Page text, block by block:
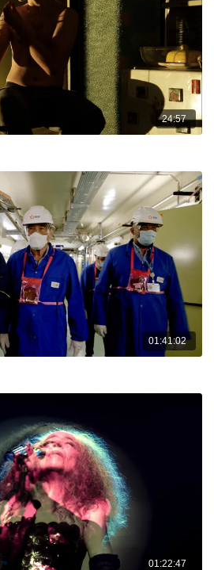
24:57
01:41:02
01:22:47